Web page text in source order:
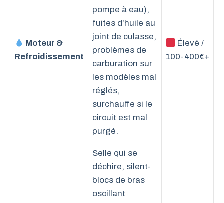
Moteur &
Refroidissement
pompe à eau),
fuites d’huile au
joint de culasse,
problèmes de
carburation sur
les modèles mal
réglés,
surchauffe si le
circuit est mal
purgé.
Élevé /
100-400€+
Selle qui se
déchire, silent-
blocs de bras
oscillant